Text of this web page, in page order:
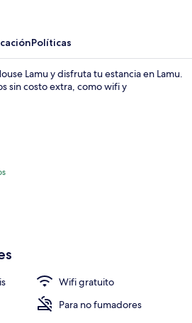
Políticas
Lamu y disfruta tu estancia en Lamu.
sin costo extra, como wifi y
Wifi gratuito
Para no fumadores